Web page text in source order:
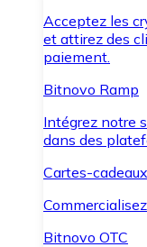
Acceptez les
et attirez des
paiement.
Bitnovo Ramp
Intégrez notre
dans des
Cartes-
Bitnovo OTC